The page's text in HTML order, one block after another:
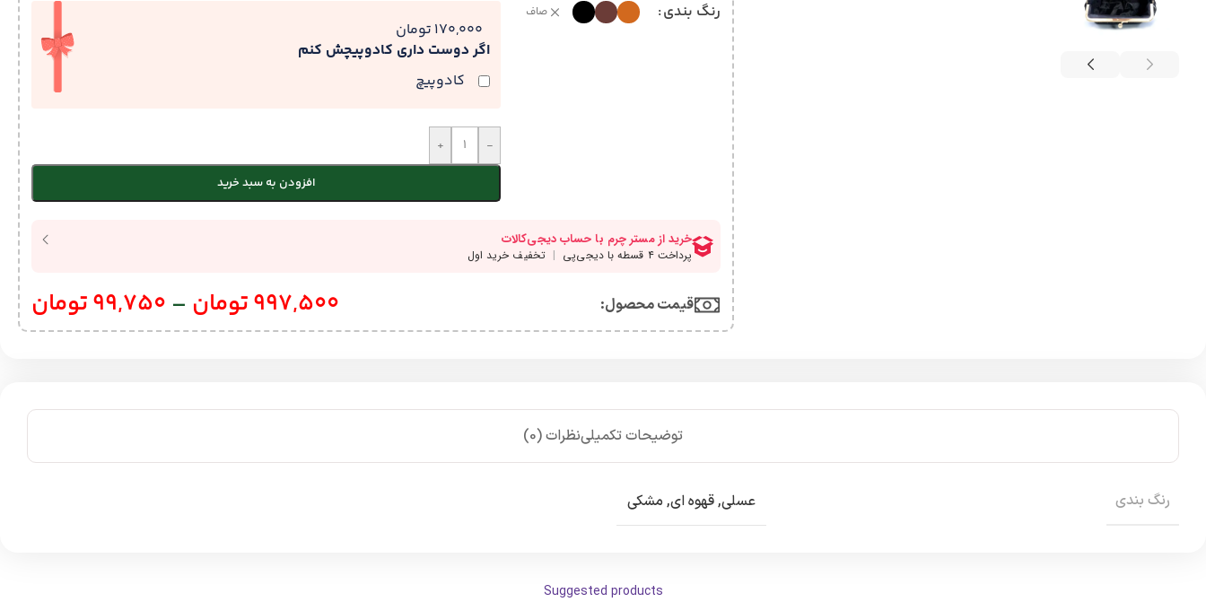
رنگ بندی صاف
اگر دوست داری کادوپیچش کنم
کادوپیچ
170,000 تومان
-
+
افزودن به سبد خرید
قیمت محصول:​ 997,500تومان –
99,750تومان
توضیحات تکمیلینظرات (0)
رنگ بندی عسلی,قهوه ای, مشکی
Suggested products